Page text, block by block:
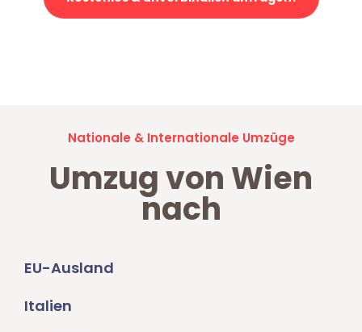
Nationale & Internationale Umzüge
Umzug von Wien
nach
EU-Ausland
Italien